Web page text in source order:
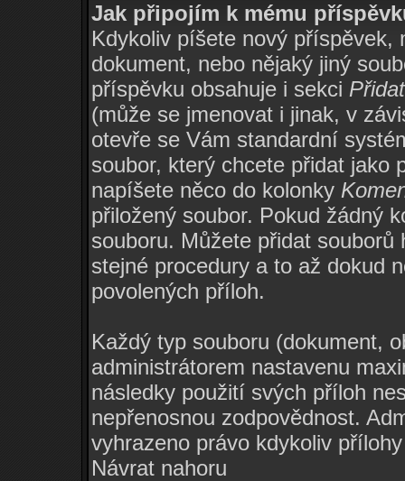
Jak připojím k mému
Kdykoliv píšete nový příspěvek,
dokument, nebo nějaký jiný
příspěvku obsahuje i sekci
(může se jmenovat i jinak, v
otevře se Vám standardní
soubor, který chcete přidat jako
napíšete něco do kolonky
přiložený soubor. Pokud žádný
souboru. Můžete přidat
stejné procedury a to až dokud
povolených příloh.
Každý typ souboru (dokument,
administrátorem nastavenu
následky použití svých příloh
nepřenosnou zodpovědnost.
vyhrazeno právo kdykoliv
Návrat nahoru